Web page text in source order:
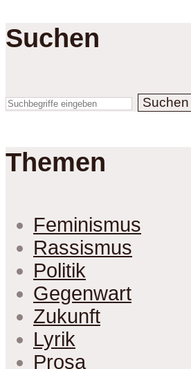
Suchen
Suchen
Themen
Feminismus
Rassismus
Politik
Gegenwart
Zukunft
Lyrik
Prosa